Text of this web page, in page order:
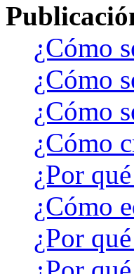
¿Cómo
¿Cómo
¿Cómo
¿Cómo
¿Por
¿Cómo
¿Por